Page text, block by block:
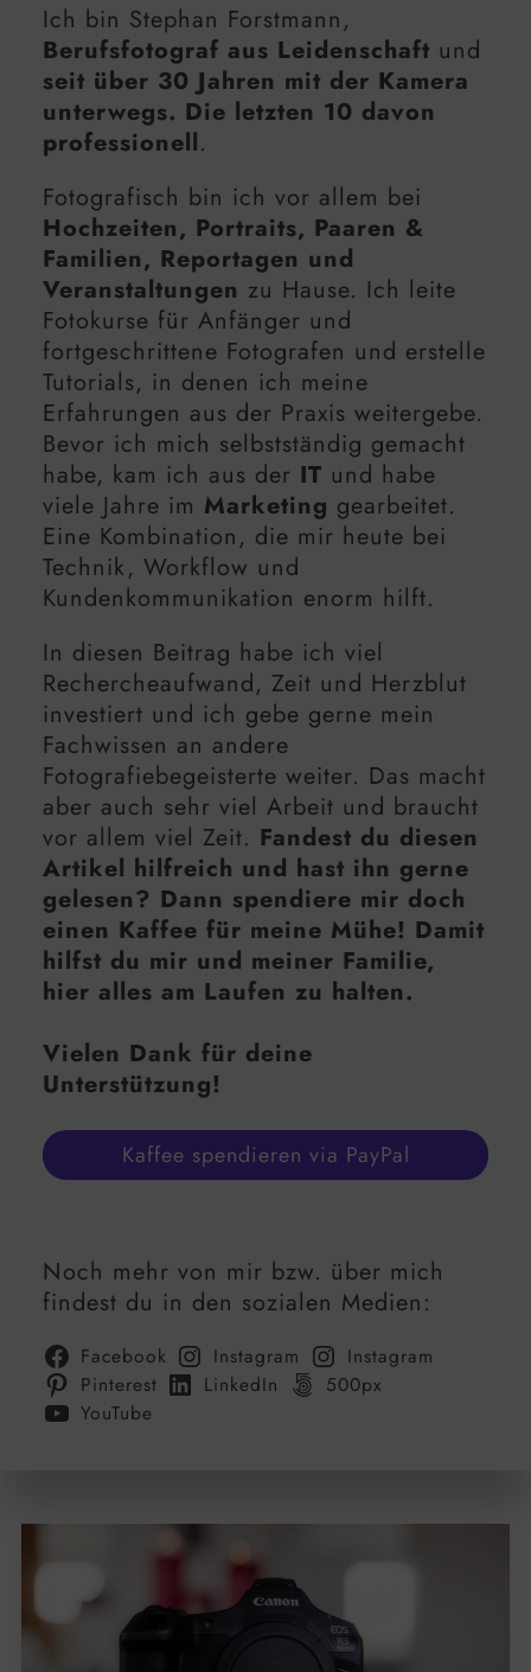
Ich bin Stephan Forstmann,
Berufsfotograf aus Leidenschaft und
seit über 30 Jahren mit der Kamera
unterwegs. Die letzten 10 davon
professionell.
Fotografisch bin ich vor allem bei
Hochzeiten, Portraits, Paaren &
Familien, Reportagen und
Veranstaltungen zu Hause. Ich leite
Fotokurse für Anfänger und
fortgeschrittene Fotografen und erstelle
Tutorials, in denen ich meine
Erfahrungen aus der Praxis weitergebe.
Bevor ich mich selbstständig gemacht
habe, kam ich aus der IT und habe
viele Jahre im Marketing gearbeitet.
Eine Kombination, die mir heute bei
Technik, Workflow und
Kundenkommunikation enorm hilft.
In diesen Beitrag habe ich viel
Rechercheaufwand, Zeit und Herzblut
investiert und ich gebe gerne mein
Fachwissen an andere
Fotografiebegeisterte weiter. Das macht
aber auch sehr viel Arbeit und braucht
vor allem viel Zeit. Fandest du diesen
Artikel hilfreich und hast ihn gerne
gelesen? Dann spendiere mir doch
einen Kaffee für meine Mühe! Damit
hilfst du mir und meiner Familie,
hier alles am Laufen zu halten.
Vielen Dank für deine
Unterstützung!
Kaffee spendieren via PayPal
Noch mehr von mir bzw. über mich
findest du in den sozialen Medien:
Facebook Instagram
Instagram
Pinterest
LinkedIn
500px
YouTube